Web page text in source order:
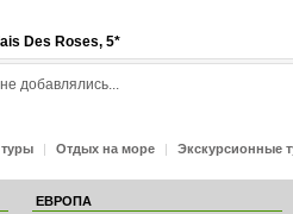
Des Roses, 5*
добавлялись...
| Отдых на море | Экскурсионные
ЕВРОПА